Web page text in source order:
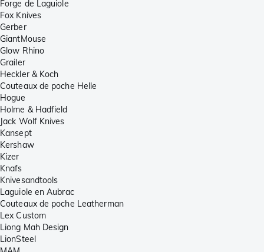
Forge de Laguiole
Fox Knives
Gerber
GiantMouse
Glow Rhino
Grailer
Heckler & Koch
Couteaux de poche Helle
Hogue
Holme & Hadfield
Jack Wolf Knives
Kansept
Kershaw
Kizer
Knafs
Knivesandtools
Laguiole en Aubrac
Couteaux de poche Leatherman
Lex Custom
Liong Mah Design
LionSteel